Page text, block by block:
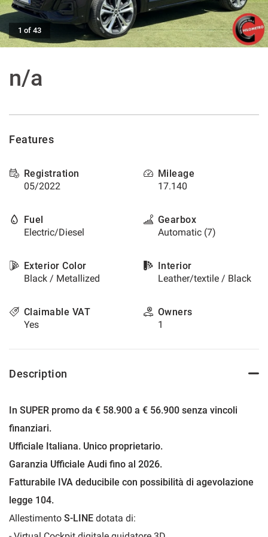
AFTER SALES ASSISTANCE
NEWS
1 of 43
n/a
Features
Registration
05/2022
Mileage
17.140
Fuel
Electric/Diesel
Gearbox
Automatic (7)
Exterior Color
Black / Metallized
Interior
Leather/textile / Black
Claimable VAT
Yes
Owners
1
Description
In SUPER promo da € 58.900 a € 56.900 senza vincoli
finanziari.
Ufficiale Italiana. Unico proprietario.
Garanzia Ufficiale Audi fino al 2026.
Fatturabile IVA deducibile con possibilità di agevolazione
legge 104.
Allestimento S-LINE dotata di:
offer
the
functionalities
and
the
activities
below.
obtain
on
the
functioning
tools,
please
the
cookie
You
review
your
choices
any
time.